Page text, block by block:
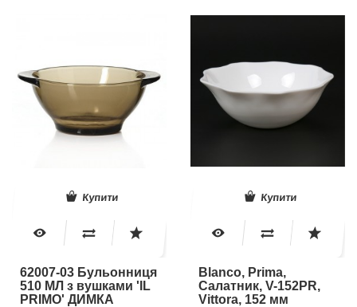
Купити
62007-03 Бульонниця
510 МЛ з вушками 'IL
PRIMO' ДИМКА
Купити
Blanco, Prima,
Салатник, V-152PR,
Vittora, 152 мм